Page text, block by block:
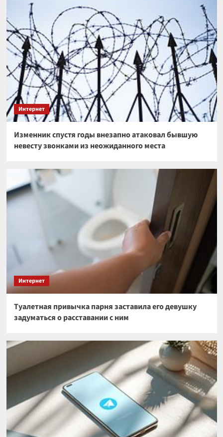
Интернет
Изменник спустя годы внезапно атаковал бывшую
невесту звонками из неожиданного места
Интернет
Туалетная привычка парня заставила его девушку
задуматься о расставании с ним